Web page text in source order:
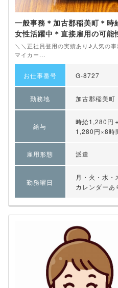
一般事務＊加古郡稲美町＊
女性活躍中＊直接雇用の可能
＼＼正社員登用の実績あり♪人気の
マイカー...
お仕事番号 G-8727
勤務地 加古郡稲美町
給与
時給1,280円
1,280円×8時
雇用形態 派遣
勤務曜日
月・火・水
カレンダーあ